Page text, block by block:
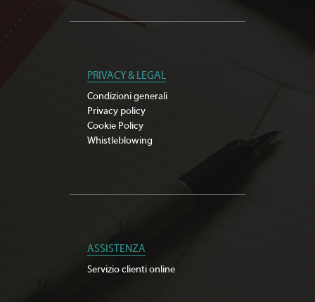
PRIVACY & LEGAL
Condizioni generali
Privacy policy
Cookie Policy
Whistleblowing
ASSISTENZA
Servizio clienti online